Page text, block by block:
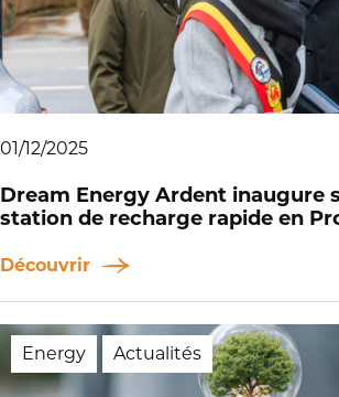
01/12/2025
Dream Energy Ardent inaugure
station de recharge rapide en
Découvrir
Energy Actualités